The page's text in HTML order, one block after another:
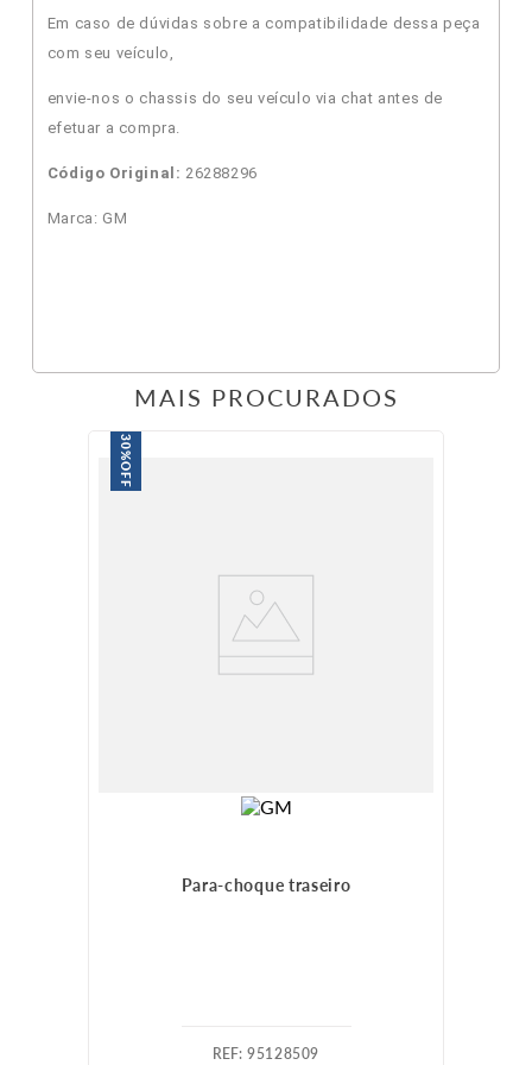
Em caso de dúvidas sobre a compatibilidade dessa peça
com seu veículo,
envie-nos o chassis do seu veículo via chat antes de
efetuar a compra.
Código Original: 26288296
Marca: GM
MAIS PROCURADOS
30%
OFF
Para-choque traseiro
:95128509